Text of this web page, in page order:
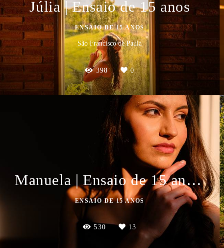
Júlia | Ensaio de 15 anos
ENSAIO DE 15 ANOS
São Francisco de Paula
398 0
Manuela | Ensaio de 15 anos na Serra Gaúcha
ENSAIO DE 15 ANOS
530 13